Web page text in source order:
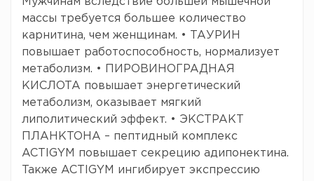
массы требуется большее количество
карнитина, чем женщинам. • ТАУРИН
повышает работоспособность, нормализует
метаболизм. • ПИРОВИНОГРАДНАЯ
КИСЛОТА повышает энергетический
метаболизм, оказывает мягкий
липолитический эффект. • ЭКСТРАКТ
ПЛАНКТОНА – пептидный комплекс
ACTIGYM повышает секрецию адипонектина.
Также ACTIGYM ингибирует экспрессию